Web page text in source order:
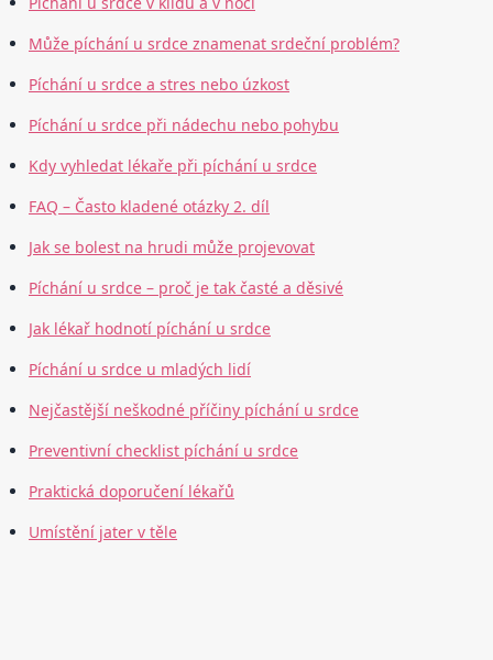
Může píchání u srdce znamenat srdeční problém?
Píchání u srdce a stres nebo úzkost
Píchání u srdce při nádechu nebo pohybu
Kdy vyhledat lékaře při píchání u srdce
FAQ – Často kladené otázky 2. díl
Jak se bolest na hrudi může projevovat
Píchání u srdce – proč je tak časté a děsivé
Jak lékař hodnotí píchání u srdce
Píchání u srdce u mladých lidí
Nejčastější neškodné příčiny píchání u srdce
Preventivní checklist píchání u srdce
Praktická doporučení lékařů
Umístění jater v těle